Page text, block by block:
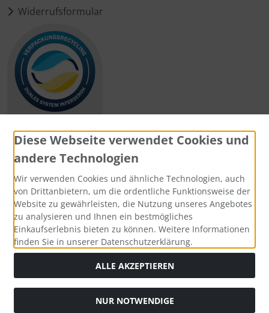
Widerrufsformular
Zahlungsmethoden
Social Media
Widerrufsformular
Diese Webseite verwendet Cookies und
andere Technologien
Wir verwenden Cookies und ähnliche Technologien, auch
von Drittanbietern, um die ordentliche Funktionsweise der
Website zu gewährleisten, die Nutzung unseres Angebotes
zu analysieren und Ihnen ein bestmögliches
Einkaufserlebnis bieten zu können. Weitere Informationen
finden Sie in unserer Datenschutzerklärung.
ALLE AKZEPTIEREN
NUR NOTWENDIGE